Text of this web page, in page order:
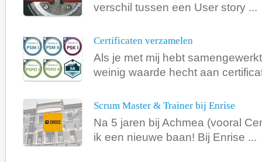
verschil tussen een User story ...
Certificaten verzamelen
Als je met mij hebt
weinig waarde hecht aan
Scrum Master & Trainer bij Enrise
Na 5 jaren bij Achmea (vooral
ik een nieuwe baan! Bij Enrise ...